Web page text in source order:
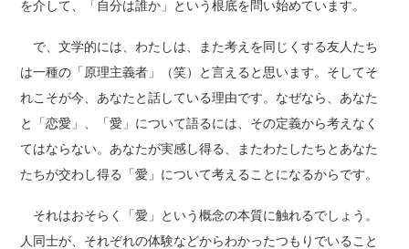
を介して、「自分は誰か」という根底を問い始めています。
で、文学的には、わたしは、また考えを同じくする友人たち
は一種の「原理主義者」（笑）と言えると思います。そしてそ
れこそが今、あなたと話している理由です。なぜなら、あなた
と「恋愛」、「愛」について語るには、その定義から考えなく
てはならない。あなたが実感し得る、またわたしたちとあなた
たちが交わし得る「愛」について考えることになるからです。
それはおそらく「愛」という概念の本質に触れるでしょう。
人同士が、それぞれの体験などからわかったつもりでいること